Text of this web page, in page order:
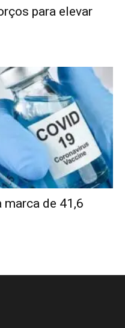
para elevar
marca de 41,6